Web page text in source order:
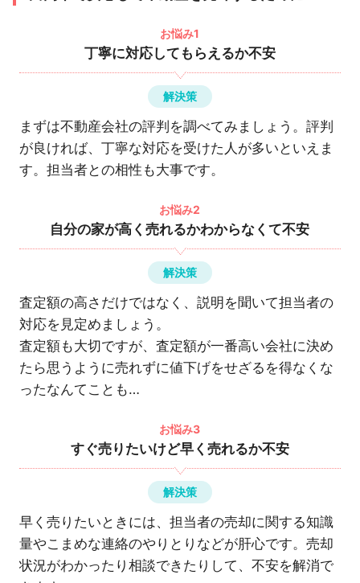
お悩み1
丁寧に対応してもらえるか不安
解決策
まずは不動産会社の評判を調べてみましょう。評判
が良ければ、丁寧な対応を受けた人が多いといえま
す。担当者との相性も大事です。
お悩み2
自分の家が高く売れるかわからなくて不安
解決策
査定額の高さだけではなく、説明を聞いて担当者の
対応を見定めましょう。
査定額も大切ですが、査定額が一番高い会社に決め
たら思うように売れずに値下げをせざるを得なくな
ったなんてことも…
お悩み3
すぐ売りたいけど早く売れるか不安
解決策
早く売りたいときには、担当者の売却に関する知識
量やこまめな連絡のやりとりなどが肝心です。売却
状況がわかったり相談できたりして、不安を解消で